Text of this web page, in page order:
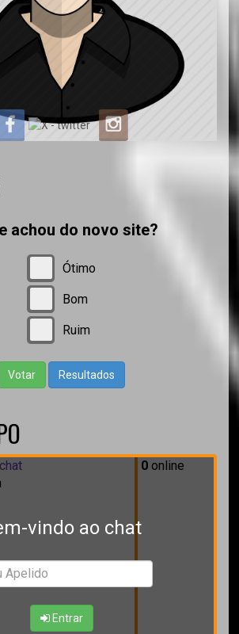
achou do novo site?
Ótimo
Bom
Ruim
Votar Resultados
vindo ao chat
Entrar
0online